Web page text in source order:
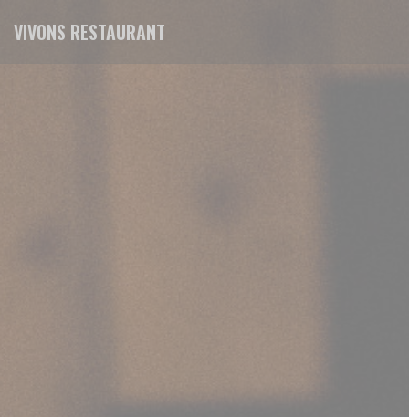
VIVONS RESTAURANT